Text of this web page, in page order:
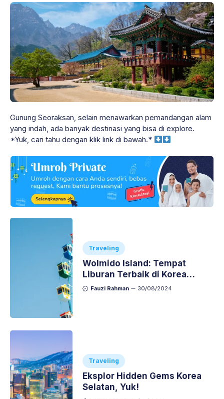
Gunung Seoraksan, selain menawarkan pemandangan alam
yang indah, ada banyak destinasi yang bisa di explore.
*Yuk, cari tahu dengan klik link di bawah.*
Traveling
Wolmido Island: Tempat
Liburan Terbaik di Korea
Selatan
Fauzi Rahman 30/08/2024
Traveling
Eksplor Hidden Gems Korea
Selatan, Yuk!